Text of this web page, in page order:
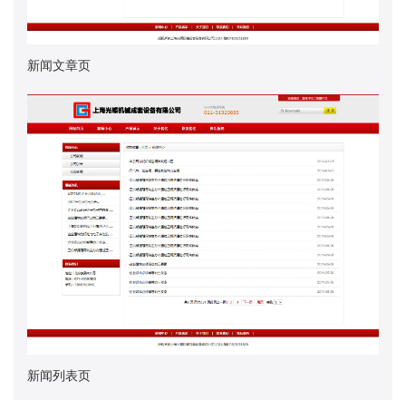
新闻文章页
新闻列表页